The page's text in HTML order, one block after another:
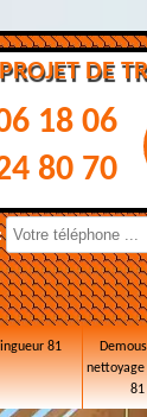
DE
18 06
80 70
81
81